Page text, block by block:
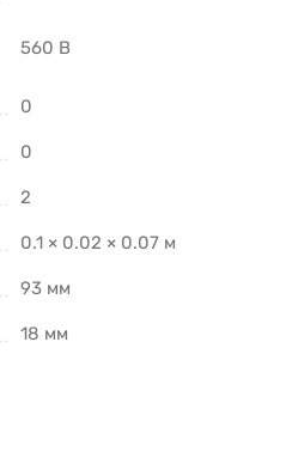
560 В
0
0
2
0.1 × 0.02 × 0.07 м
93 мм
18 мм